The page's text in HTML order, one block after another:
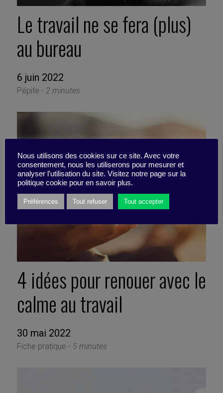
Le travail ne se fera (plus)
au bureau
6 juin 2022
Pépite - 2 minutes
4 idées pour renouer avec le
calme au travail
30 mai 2022
Fiche pratique - 5 minutes
Nous utilisons des cookies sur ce site. Avec votre
consentement, nous les utiliserons pour mesurer et
analyser l'utilisation du site. Visitez notre page sur la
politique cookie pour en savoir plus.
Préférences Tout refuser Tout accepter